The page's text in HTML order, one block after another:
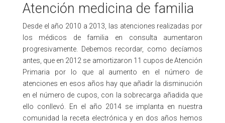
Atención medicina de familia
Desde el año 2010 a 2013, las atenciones realizadas por
los médicos de familia en consulta aumentaron
progresivamente. Debemos recordar, como decíamos
antes, que en 2012 se amortizaron 11 cupos de Atención
Primaria por lo que al aumento en el número de
atenciones en esos años hay que añadir la disminución
en el número de cupos, con la sobrecarga añadida que
ello conllevó. En el año 2014 se implanta en nuestra
comunidad la receta electrónica y en dos años hemos